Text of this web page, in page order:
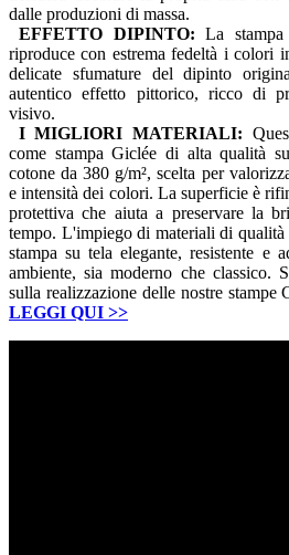
dalle produzioni di massa.
EFFETTO DIPINTO: La
riproduce con estrema fedeltà i colori
delicate sfumature del dipinto
autentico effetto pittorico, ricco di
visivo.
I MIGLIORI MATERIALI:
come stampa Giclée di alta qualità
cotone da 380 g/m², scelta per
e intensità dei colori. La superficie è
protettiva che aiuta a preservare la
tempo. L'impiego di materiali di qualità
stampa su tela elegante, resistente e
ambiente, sia moderno che classico.
sulla realizzazione delle nostre stampe
LEGGI QUI >>